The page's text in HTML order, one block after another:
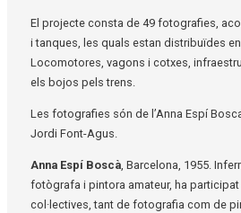
El projecte consta de 49 fotografies,
i tanques, les quals estan distribuïdes
Locomotores, vagons i cotxes,
els bojos pels trens.
Les fotografies són de l’Anna Espí
Jordi Font-Agus.
Anna Espí Boscà, Barcelona, 1955.
fotògrafa i pintora amateur, ha
col·lectives, tant de fotografia com de